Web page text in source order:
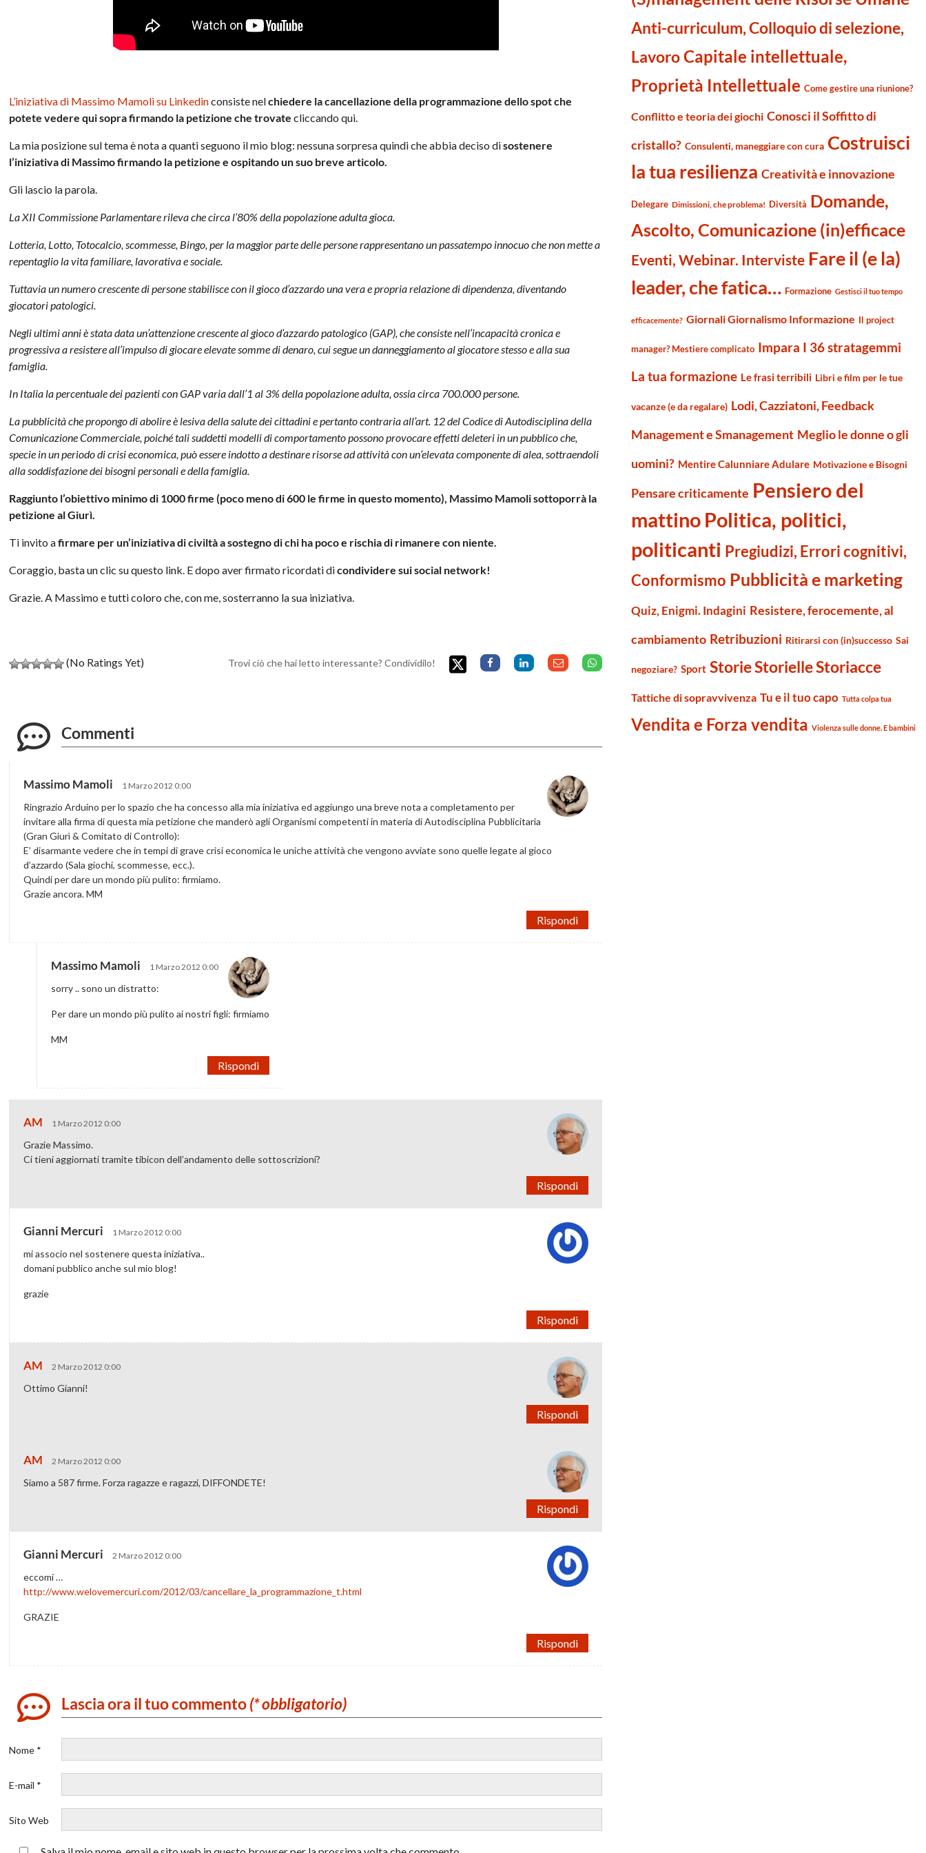
L’iniziativa di Massimo Mamoli su Linkedinconsiste nelchiedere la cancellazione della programmazione dello spot che
potete vedere qui sopra firmando la petizione che trovate cliccando qui.
La mia posizione sul tema è nota a quanti seguono il mio blog: nessuna sorpresa quindi che abbia deciso disostenere
l’iniziativa di Massimo firmando la petizione e ospitando un suo breve articolo.
Gli lascio la parola.
La XII Commissione Parlamentare rileva che circa l’80% della popolazione adulta gioca.
Lotteria, Lotto, Totocalcio, scommesse, Bingo, per la maggior parte delle persone rappresentano un passatempo innocuo che non mette a
repentaglio la vita familiare, lavorativa e sociale.
Tuttavia un numero crescente di persone stabilisce con il gioco d’azzardo una vera e propria relazione di dipendenza, diventando
giocatori patologici.
Negli ultimi anni è stata data un’attenzione crescente al gioco d’azzardo patologico (GAP), che consiste nell’incapacità cronica e
progressiva a resistere all’impulso di giocare elevate somme di denaro, cui segue un danneggiamento al giocatore stesso e alla sua
famiglia.
In Italia la percentuale dei pazienti con GAP varia dall’1 al 3% della popolazione adulta, ossia circa 700.000 persone.
La pubblicità che propongo di abolire è lesiva della salute dei cittadini e pertanto contraria all’art. 12 del Codice di Autodisciplina della
Comunicazione Commerciale, poiché tali suddetti modelli di comportamento possono provocare effetti deleteri in un pubblico che,
specie in un periodo di crisi economica, può essere indotto a destinare risorse ad attività con un’elevata componente di alea, sottraendoli
alla soddisfazione dei bisogni personali e della famiglia.
Raggiunto l’obiettivo minimo di 1000 firme (poco meno di 600 le firme in questo momento), Massimo Mamoli sottoporrà la
petizione al Giurì.
Ti invito afirmare per un’iniziativa di civiltà a sostegno di chi ha poco e rischia di rimanere con niente.
Coraggio, basta un clic su questo link. E dopo aver firmato ricordati dicondividere sui social network!
Grazie. A Massimo e tutti coloro che, con me, sosterranno la sua iniziativa.
(No Ratings Yet) Trovi ciò che hai letto interessante? Condividilo!
Commenti
Massimo Mamoli 1 Marzo 2012 0:00
Ringrazio Arduino per lo spazio che ha concesso alla mia iniziativa ed aggiungo una breve nota a completamento per
invitare alla firma di questa mia petizione che manderò agli Organismi competenti in materia di Autodisciplina Pubblicitaria
(Gran Giurì & Comitato di Controllo):
E’ disarmante vedere che in tempi di grave crisi economica le uniche attività che vengono avviate sono quelle legate al gioco
d’azzardo (Sala giochi, scommesse, ecc.).
Quindi per dare un mondo più pulito: firmiamo.
Grazie ancora. MM
Rispondi
Massimo Mamoli 1 Marzo 2012 0:00
sorry .. sono un distratto:
Per dare un mondo più pulito ai nostri figli: firmiamo
MM
Rispondi
AM 1 Marzo 2012 0:00
Grazie Massimo.
Ci tieni aggiornati tramite tibicon dell’andamento delle sottoscrizioni?
Rispondi
Gianni Mercuri 1 Marzo 2012 0:00
mi associo nel sostenere questa iniziativa..
domani pubblico anche sul mio blog!
grazie
Rispondi
AM 2 Marzo 2012 0:00
Ottimo Gianni!
Rispondi
AM 2 Marzo 2012 0:00
Siamo a 587 firme. Forza ragazze e ragazzi, DIFFONDETE!
Rispondi
Gianni Mercuri 2 Marzo 2012 0:00
eccomi …
http://www.welovemercuri.com/2012/03/cancellare_la_programmazione_t.html
GRAZIE
Rispondi
Lascia ora il tuo commento(* obbligatorio)
Nome *
E-mail *
Sito Web
Anti-curriculum, Colloquio di selezione,
LavoroCapitale intellettuale,
Proprietà Intellettuale Come gestire una riunione?
Conflitto e teoria dei giochi Conosci il Soffitto di
cristallo? Consulenti, maneggiare con cura Costruisci
la tua resilienza Creatività e innovazione
Delegare Dimissioni, che problema! Diversità Domande,
Ascolto, Comunicazione (in)efficace
Eventi, Webinar. Interviste Fare il (e la)
leader, che fatica… Formazione Gestisci il tuo tempo
efficacemente? Giornali Giornalismo Informazione Il project
manager? Mestiere complicato Impara I 36 stratagemmi
La tua formazione Le frasi terribili Libri e film per le tue
vacanze (e da regalare) Lodi, Cazziatoni, Feedback
Management e Smanagement Meglio le donne o gli
uomini? Mentire Calunniare Adulare Motivazione e Bisogni
Pensare criticamente Pensiero del
mattino Politica, politici,
politicanti Pregiudizi, Errori cognitivi,
Conformismo Pubblicità e marketing
Quiz, Enigmi. Indagini Resistere, ferocemente, al
cambiamento Retribuzioni Ritirarsi con (in)successo Sai
negoziare? Sport Storie Storielle Storiacce
Tattiche di sopravvivenza Tu e il tuo capo Tutta colpa tua
Vendita e Forza vendita Violenza sulle donne. E bambini